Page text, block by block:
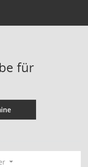
für